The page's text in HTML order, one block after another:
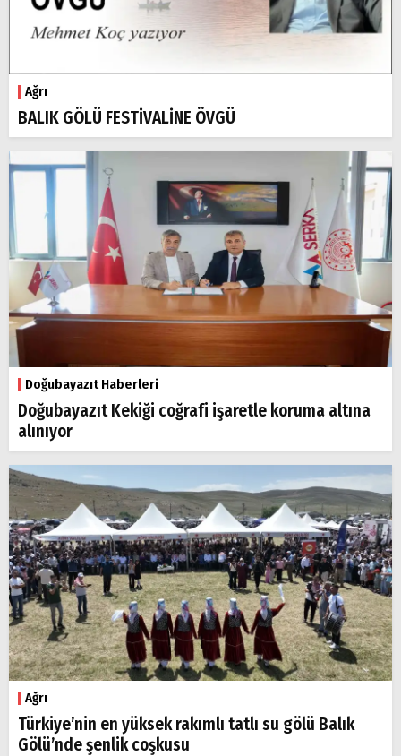
Ağrı
BALIK GÖLÜ FESTİVALİNE ÖVGÜ
Doğubayazıt Haberleri
Doğubayazıt Kekiği coğrafi işaretle koruma altına
alınıyor
Ağrı
Türkiye’nin en yüksek rakımlı tatlı su gölü Balık
Gölü’nde şenlik coşkusu